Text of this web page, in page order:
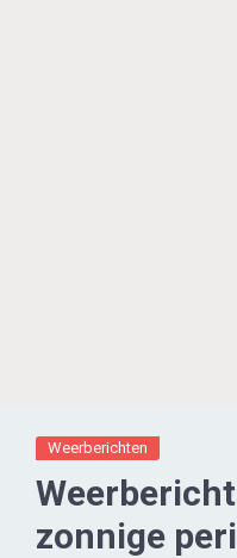
Weerberichten
zonnige